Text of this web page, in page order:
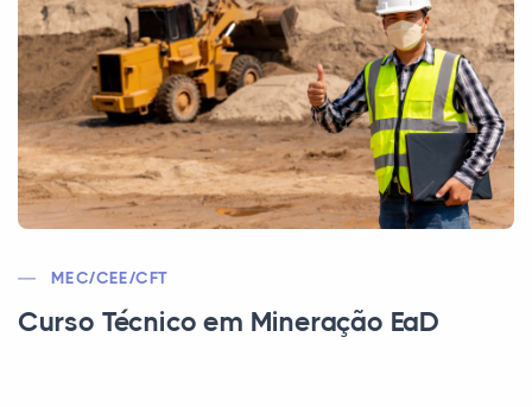
MEC/CEE/CFT
Curso Técnico em Mineração EaD